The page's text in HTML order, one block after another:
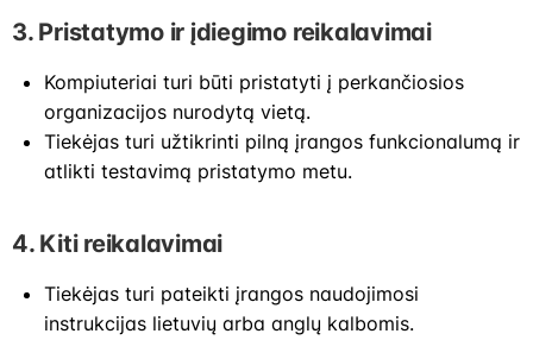
3. Pristatymo ir įdiegimo reikalavimai
Kompiuteriai turi būti pristatyti į perkančiosios
organizacijos nurodytą vietą.
Tiekėjas turi užtikrinti pilną įrangos funkcionalumą ir
atlikti testavimą pristatymo metu.
4. Kiti reikalavimai
Tiekėjas turi pateikti įrangos naudojimosi
instrukcijas lietuvių arba anglų kalbomis.